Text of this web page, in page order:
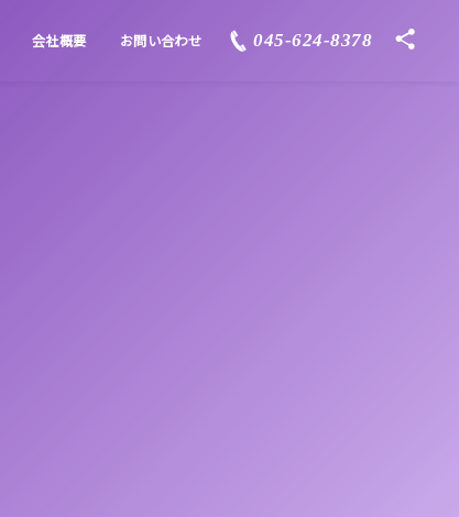
会社概要 お問い合わせ 045-624-8378